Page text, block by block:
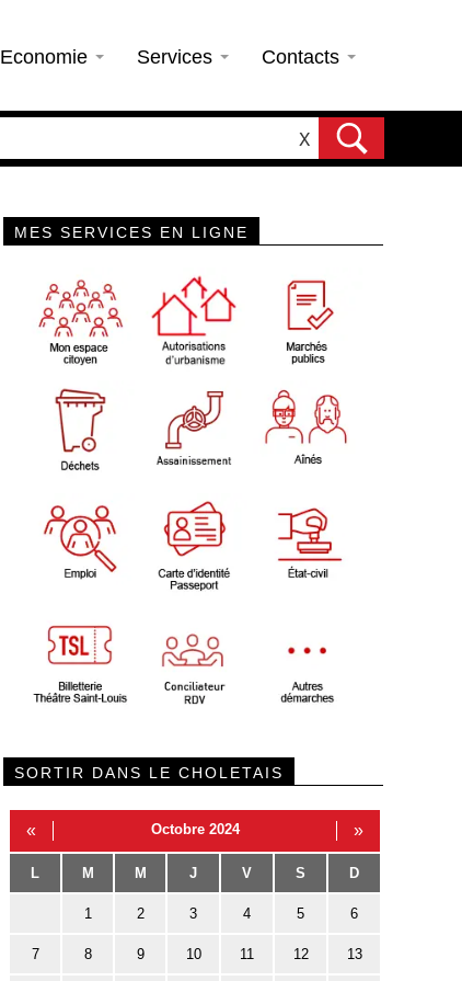
Economie Services Contacts
X
MES SERVICES EN LIGNE
SORTIR DANS LE CHOLETAIS
« Octobre 2024 »
L M M J V S D
1 2 3 4 5 6
7 8 9 10 11 12 13